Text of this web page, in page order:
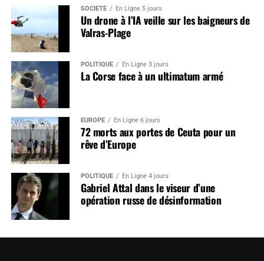
SOCIÉTÉ En Ligne 5 jours
Un drone à l’IA veille sur les baigneurs de
Valras-Plage
POLITIQUE En Ligne 3 jours
La Corse face à un ultimatum armé
EUROPE En Ligne 6 jours
72 morts aux portes de Ceuta pour un
rêve d’Europe
POLITIQUE En Ligne 4 jours
Gabriel Attal dans le viseur d’une
opération russe de désinformation